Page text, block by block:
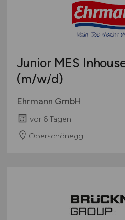
Junior MES
(m/w/d)
Ehrmann GmbH
vor 6 Tagen
Oberschönegg